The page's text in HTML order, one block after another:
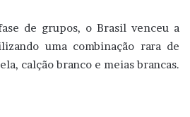
de grupos, o Brasil venceu a
uma combinação rara de
calção branco e meias brancas.